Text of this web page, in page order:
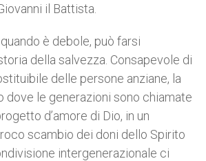
il Battista.
quando è debole, può farsi
della salvezza. Consapevole di
delle persone anziane, la
dove le generazioni sono chiamate
d’amore di Dio, in un
scambio dei doni dello Spirito
intergenerazionale ci